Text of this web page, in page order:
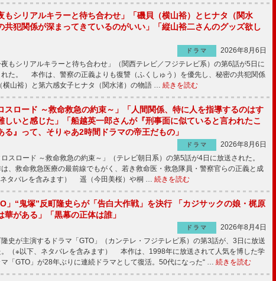
もシリアルキラーと待ち合わせ」「磯貝（横山裕）とヒナタ（関水
共犯関係が深まってきているのがいい」「縦山裕二さんのグッズ欲し
ドラマ
2026年8月6日
もシリアルキラーと待ち合わせ」（関西テレビ／フジテレビ系）の第6話が5日に
れた。 本作は、警察の正義よりも復讐（ふくしゅう）を優先し、秘密の共犯関係
横山裕）と第六感女子ヒナタ（関水渚）の物語 … 続きを読む
スロード ～救命救急の約束～」「人間関係、特に人を指導するのはす
しいと感じた」「船越英一郎さんが『刑事面に似ていると言われたこ
る』って、そりゃあ2時間ドラマの帝王だもの」
ドラマ
2026年8月6日
スロード ～救命救急の約束～」（テレビ朝日系）の第5話が4日に放送された。
、救命救急医療の最前線でもがく、若き救命医・救急隊員・警察官らの正義と成
タバレを含みます） 遥（今田美桜）や桐 … 続きを読む
」“鬼塚”反町隆史らが「告白大作戦」を決行 「カジサックの娘・梶原
華がある」「黒幕の正体は誰」
ドラマ
2026年8月4日
史が主演するドラマ「GTO」（カンテレ・フジテレビ系）の第3話が、3日に放送
。（※以下、ネタバレを含みます） 本作は、1998年に放送されて人気を博した学
マ「GTO」が28年ぶりに連続ドラマとして復活。50代になった“ … 続きを読む